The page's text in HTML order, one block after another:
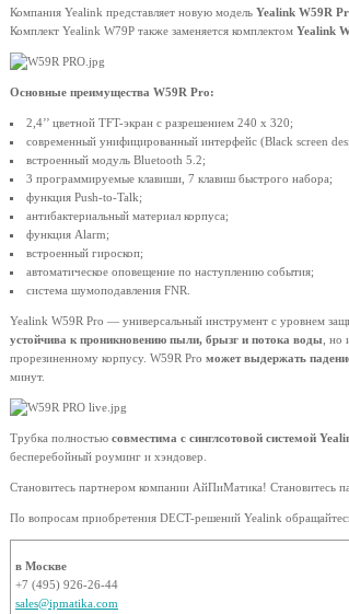
Компания Yealink представляет новую модель Yealink W59R
Комплект Yealink W79P также заменяется комплектом Yealink
Основные преимущества W59R Pro:
2,4’’ цветной TFT-экран с разрешением 240 x 320;
современный унифицированный интерфейс (Black screen
встроенный модуль Bluetooth 5.2;
3 программируемые клавиши, 7 клавиш быстрого набора;
функция Push-to-Talk;
антибактериальный материал корпуса;
функция Alarm;
встроенный гироскоп;
автоматическое оповещение по наступлению события;
система шумоподавления FNR.
Yealink W59R Pro — универсальный инструмент с уровнем
устойчива к проникновению пыли, брызг и потока воды , но
прорезиненному корпусу. W59R Pro может выдержать
минут.
Трубка полностью совместима с синглсотовой системой
бесперебойный роуминг и хэндовер.
Становитесь партнером компании АйПиМатика! Становитесь
По вопросам приобретения DECT-решений Yealink
в Москве
+7 (495) 926-26-44
sales@ipmatika.com